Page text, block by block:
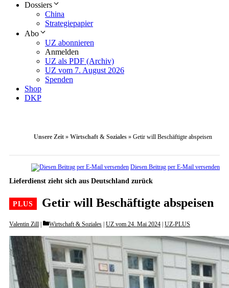
Dossiers
China
Strategiepapier
Abo
UZ abonnieren
Anmelden
UZ als PDF (Archiv)
UZ vom 7. August 2026
Spenden
Shop
DKP
Unsere Zeit » Wirtschaft & Soziales » Getir will Beschäftigte abspeisen
Diesen Beitrag per E-Mail versenden
Lieferdienst zieht sich aus Deutschland zurück
Getir will Beschäftigte abspeisen
Valentin Zill Categories
Wirtschaft & Soziales UZ vom 24. Mai 2024 UZ-PLUS